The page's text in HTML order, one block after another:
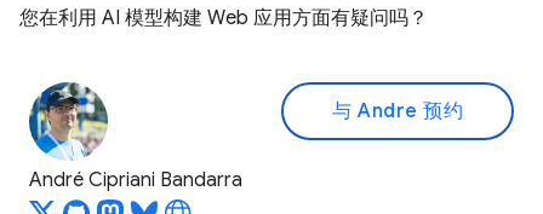
您在利用 AI 模型构建 Web 应用方面有疑问吗？
André Cipriani Bandarra
与 Andre 预约